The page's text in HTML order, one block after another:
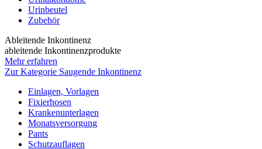
Urinbeutel
Zubehör
Ableitende Inkontinenz
ableitende Inkontinenzprodukte
Mehr erfahren
Zur Kategorie Saugende Inkontinenz
Einlagen, Vorlagen
Fixierhosen
Krankenunterlagen
Monatsversorgung
Pants
Schutzauflagen